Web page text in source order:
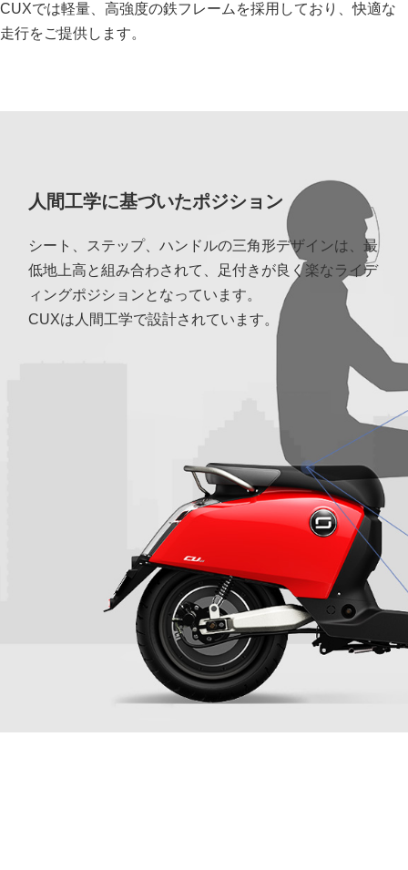
CUXでは軽量、高強度の鉄フレームを採用しており、快適な
走行をご提供します。
人間工学に基づいたポジション
シート、ステップ、ハンドルの三角形デザインは、最
低地上高と組み合わされて、足付きが良く楽なライデ
ィングポジションとなっています。
CUXは人間工学で設計されています。